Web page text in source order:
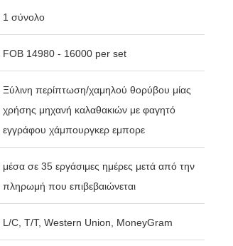
1 σύνολο
FOB 14980 - 16000 per set
Ξύλινη περίπτωση/χαμηλού θορύβου μίας
χρήσης μηχανή καλαθακιών με φαγητό
εγγράφου χάμπουργκερ εμπορε
μέσα σε 35 εργάσιμες ημέρες μετά από την
πληρωμή που επιβεβαιώνεται
L/C, T/T, Western Union, MoneyGram